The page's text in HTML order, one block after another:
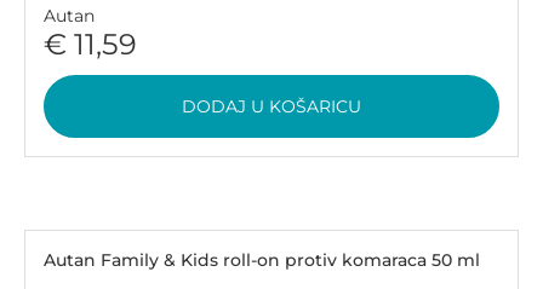
Autan
€ 11,59
DODAJ U KOŠARICU
Autan Family & Kids roll-on protiv komaraca 50 ml